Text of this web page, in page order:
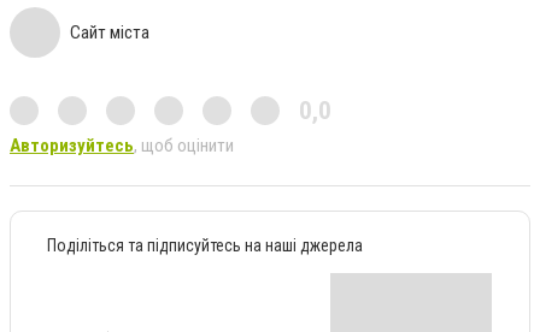
Сайт міста
0,0
Авторизуйтесь, щоб оцінити
Поділіться та підписуйтесь на наші джерела